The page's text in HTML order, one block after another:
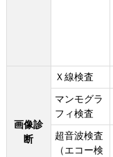
画像診
断
Ｘ線検査
マンモグラ
フィ検査
超音波検査
（エコー検